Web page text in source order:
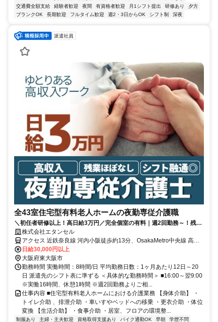
交通費全額支給
経験者歓迎 夜間 有資格者歓迎 月1シフト提出 研修あり
夕方
ブランクOK
長期歓迎 フルタイム歓迎 週2・3日からOK シフト制 深夜
派遣社員
全43室住宅型有料老人ホームの夜勤専従介護職
＼初任者研修以上！高日給3万円／完全個室の有料｜週2回勤務～！残業
ほぼなし｜交通費全額支給｜バイク・自転車通勤OK
株式会社エタンセル
アクセス 近鉄奈良線 河内小阪徒歩約13分、OsakaMetro中央線 高井
田（Osaka3番口徒歩約15分、ＪＲおおさか東線 高井田中央徒歩約17
分 【勤務地最寄駅】近鉄奈良線「河内小阪」駅より徒歩12分
日給30,000円以上
大阪府東大阪市
勤務時間 実働時間：8時間/日 平均勤務日数：1ヶ月あたり12日～20
日 派遣先のシフト表に準ずる ＜具体的な勤務時間＞ ■16:00～翌9:00
※実働16時間、休憩1時間 ※週2回勤務よりご相...
仕事内容 ■住宅型有料老人ホームにおける介護業務 【身体介助】 ・
トイレ介助 、排泄介助 ・車いすやベッドへの移乗 ・更衣介助 ・体位
変換 【生活介助】 ・食事介助 ・居室、フロアの環境整...
制服あり 主婦・主夫歓迎 資格取得支援あり バイク通勤OK 早朝
学歴不問